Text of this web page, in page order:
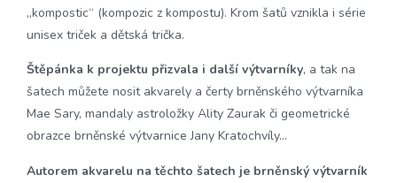
„kompostic“ (kompozic z kompostu). Krom šatů vznikla i série
unisex triček a dětská trička.
Štěpánka k projektu přizvala i další výtvarníky, a tak na
šatech můžete nosit akvarely a čerty brněnského výtvarníka
Mae Sary, mandaly astroložky Ality Zaurak či geometrické
obrazce brněnské výtvarnice Jany Kratochvíly…
Autorem akvarelu na těchto šatech je brněnský výtvarník